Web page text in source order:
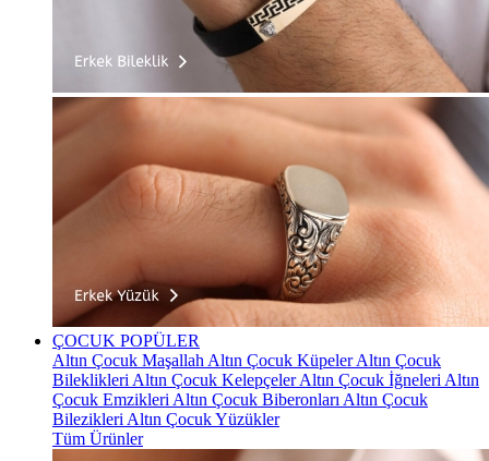
ÇOCUK POPÜLER
Altın Çocuk Maşallah Altın Çocuk KüpelerAltın Çocuk
Bileklikleri Altın Çocuk KelepçelerAltın Çocuk İğneleri Altın
Çocuk Emzikleri Altın Çocuk Biberonları Altın Çocuk
Bilezikleri Altın Çocuk Yüzükler
Tüm Ürünler